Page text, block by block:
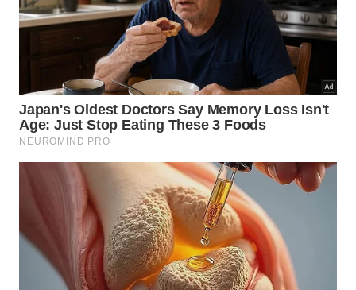
Os ingredientes que os coreanos aplicam no rosto todos os
dias são surpreendentemente simples e acessíveis
Imagem gerada por inteligência artificial
O que os coreanos comem para
manter a pele jovem de dentro para